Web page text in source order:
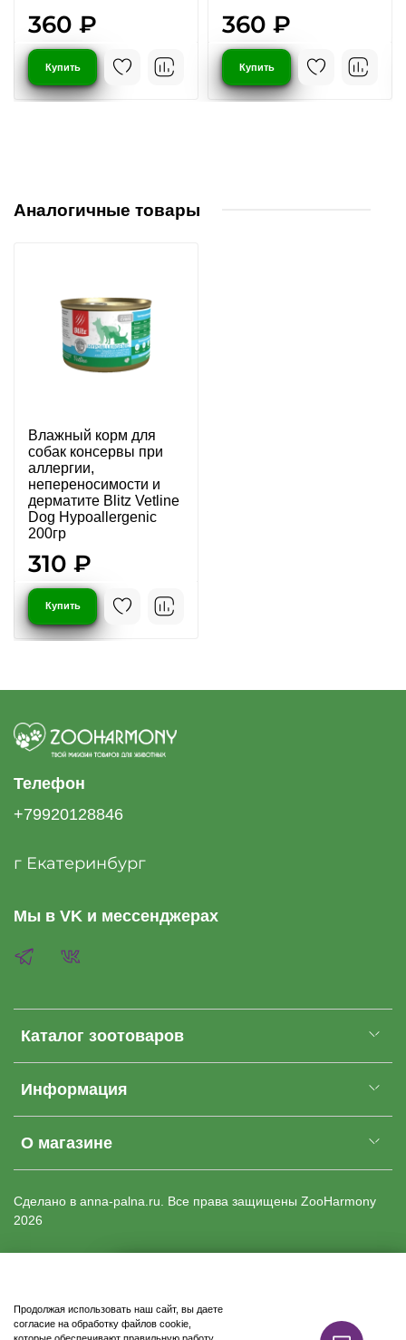
Доставка бесплатно
360 ₽
Купить
360 ₽
Купить
Аналогичные товары
Влажный корм для
собак консервы при
аллергии,
непереносимости и
дерматите Blitz Vetline
Dog Hypoallergenic
200гр
310 ₽
Купить
Каталог зоотоваров
Информация
О магазине
Телефон
+79920128846
г Екатеринбург
Мы в VK и мессенджерах
Cделано в anna-palna.ru. Все права защищены ZooHarmony
2026
Продолжая использовать наш сайт, вы даете
согласие на обработку файлов cookie,